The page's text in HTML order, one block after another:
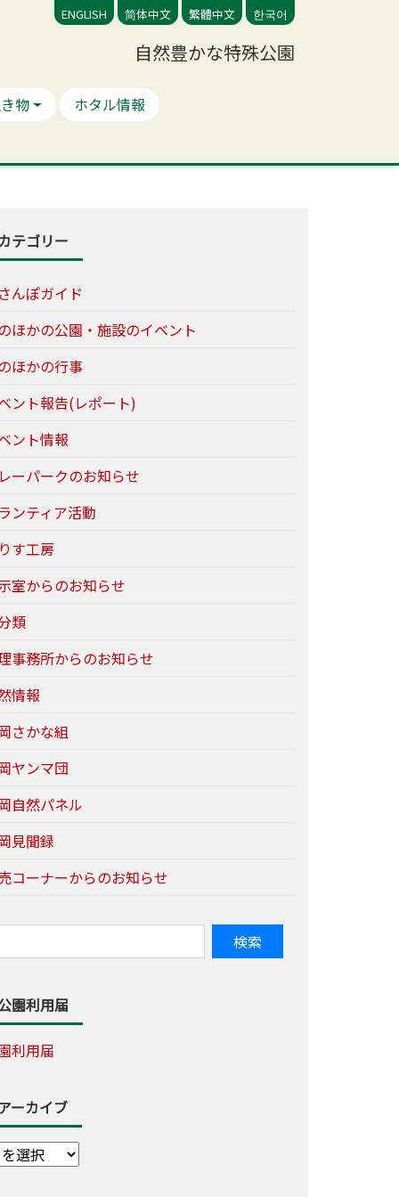
ENGLISH 简体中文 繁體中文 한국어
自然豊かな特殊公園
物 ホタル情報
テゴリー
んぽガイド
ほかの公園・施設のイベント
ほかの行事
ント報告(レポート)
ント情報
ーパークのお知らせ
ンティア活動
す工房
室からのお知らせ
類
事務所からのお知らせ
情報
さかな組
ヤンマ団
自然パネル
見聞録
コーナーからのお知らせ
園利用届
利用届
ーカイブ